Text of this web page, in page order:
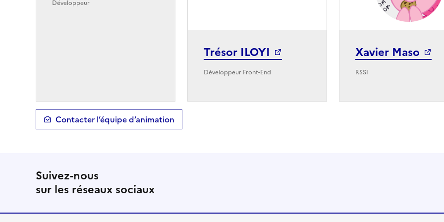
Développeur
Trésor ILOYI
Développeur Front-End
Xavier Maso
RSSI
Contacter l’équipe d’animation
Suivez-nous
sur les réseaux sociaux